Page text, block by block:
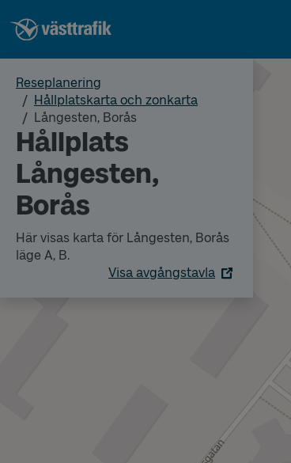
Reseplanering
Hållplatskarta och zonkarta
Långesten, Borås
Hållplats
Långesten,
Borås
Här visas karta för Långesten, Borås
läge A, B.
Visa avgångstavla